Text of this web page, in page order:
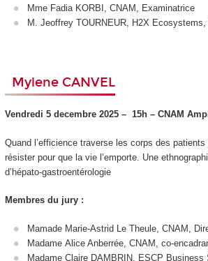
Mme Fadia KORBI, CNAM, Examinatrice
M. Jeoffrey TOURNEUR, H2X
Mylene CANVEL
Vendredi 5 decembre 2025 –15h – CNAM
Quand l’efficience traverse les corps des patients
résister pour que la vie l’emporte. Une
d’hépato-gastroentérologie
Membres du jury :
Mamade Marie-Astrid Le Theule, CNAM,
Madame Alice Anberrée, CNAM, co-
Madame Claire DAMBRIN, ESCP Business